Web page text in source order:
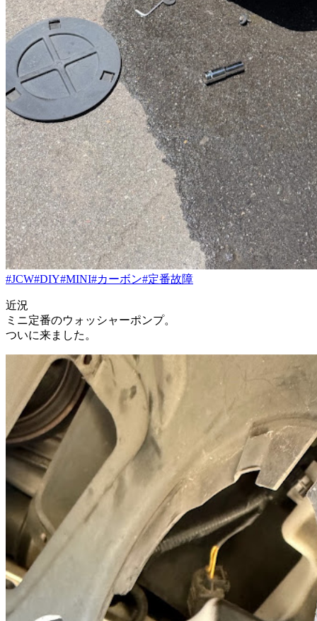
#JCW#DIY#MINI#カーボン#定番故障
近況
ミニ定番のウォッシャーポンプ。
ついに来ました。